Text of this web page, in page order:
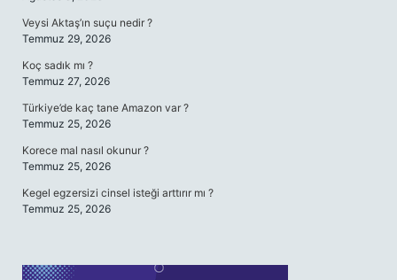
Veysi Aktaş’ın suçu nedir ?
Temmuz 29, 2026
Koç sadık mı ?
Temmuz 27, 2026
Türkiye’de kaç tane Amazon var ?
Temmuz 25, 2026
Korece mal nasıl okunur ?
Temmuz 25, 2026
Kegel egzersizi cinsel isteği arttırır mı ?
Temmuz 25, 2026